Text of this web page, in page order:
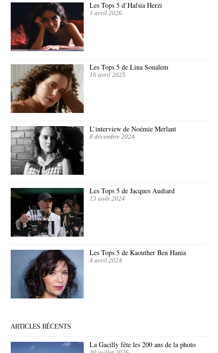
Les Tops 5 d’Hafsia Herzi
1 avril 2026
Les Tops 5 de Lina Soualem
16 avril 2025
L’interview de Noémie Merlant
8 décembre 2024
Les Tops 5 de Jacques Audiard
13 août 2024
Les Tops 5 de Kaouther Ben Hania
4 avril 2024
ARTICLES RÉCENTS
La Gacilly fête les 200 ans de la photo